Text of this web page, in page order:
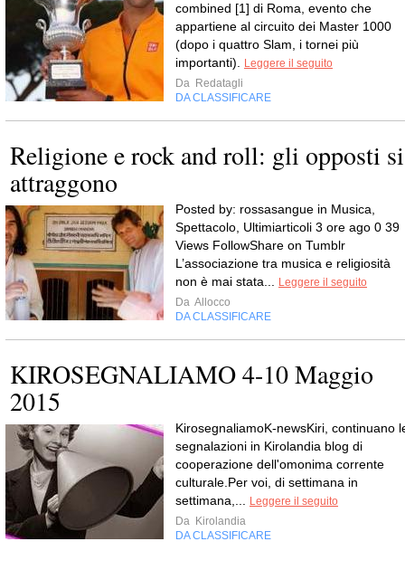
combined [1] di Roma, evento che
appartiene al circuito dei Master 1000
(dopo i quattro Slam, i tornei più
importanti).
Leggere il seguito
Da Redatagli
DA CLASSIFICARE
Religione e rock and roll: gli opposti si
attraggono
Posted by: rossasangue in Musica,
Spettacolo, Ultimiarticoli 3 ore ago 0 39
Views FollowShare on Tumblr
L’associazione tra musica e religiosità
non è mai stata...
Leggere il seguito
Da Allocco
DA CLASSIFICARE
KIROSEGNALIAMO 4-10 Maggio
2015
KirosegnaliamoK-newsKiri, continuano
segnalazioni in Kirolandia blog di
cooperazione dell'omonima corrente
culturale.Per voi, di settimana in
settimana,...
Leggere il seguito
Da Kirolandia
DA CLASSIFICARE